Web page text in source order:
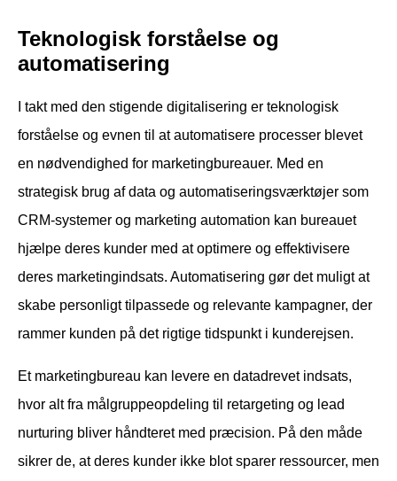
Teknologisk forståelse og
automatisering
I takt med den stigende digitalisering er teknologisk
forståelse og evnen til at automatisere processer blevet
en nødvendighed for marketingbureauer. Med en
strategisk brug af data og automatiseringsværktøjer som
CRM-systemer og marketing automation kan bureauet
hjælpe deres kunder med at optimere og effektivisere
deres marketingindsats. Automatisering gør det muligt at
skabe personligt tilpassede og relevante kampagner, der
rammer kunden på det rigtige tidspunkt i kunderejsen.
Et marketingbureau kan levere en datadrevet indsats,
hvor alt fra målgruppeopdeling til retargeting og lead
nurturing bliver håndteret med præcision. På den måde
sikrer de, at deres kunder ikke blot sparer ressourcer, men